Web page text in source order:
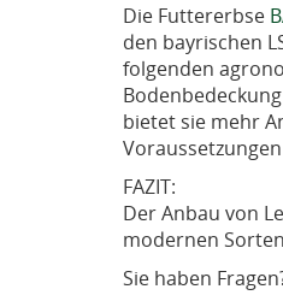
Die Futtererbse
den bayrischen
folgenden
bietet sie mehr
FAZIT:
Der Anbau von
modernen
Sie haben